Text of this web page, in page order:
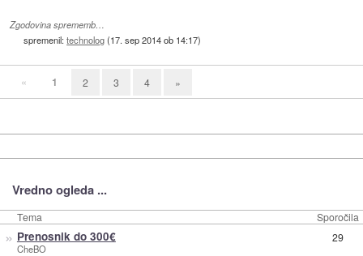
Zgodovina sprememb…
spremenil:technolog(17. sep 2014 ob 14:17)
« 1 2 3 4 »
Vredno ogleda ...
Tema Sporočila
» Prenosnik do 300€
CheBO
29